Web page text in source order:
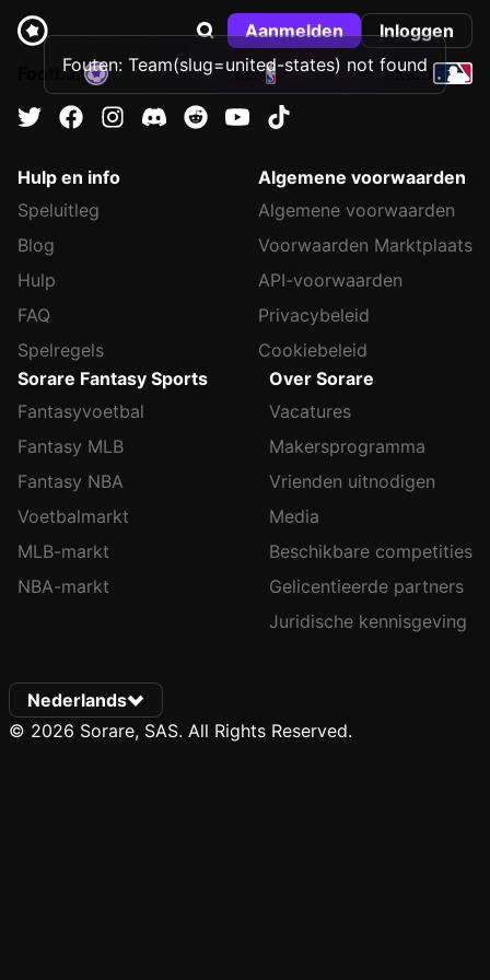
Aanmelden
Inloggen
Football
NBA MLB
Hulp en info
Speluitleg
Blog
Hulp
FAQ
Spelregels
Algemene voorwaarden
Algemene voorwaarden
Voorwaarden Marktplaats
API-voorwaarden
Privacybeleid
Cookiebeleid
Sorare Fantasy Sports
Fantasyvoetbal
Fantasy MLB
Fantasy NBA
Voetbalmarkt
MLB-markt
NBA-markt
Over Sorare
Vacatures
Makersprogramma
Vrienden uitnodigen
Media
Beschikbare competities
Gelicentieerde partners
Juridische kennisgeving
Nederlands
© 2026 Sorare, SAS. All Rights Reserved.
Fouten: Team(slug=united-states) not found